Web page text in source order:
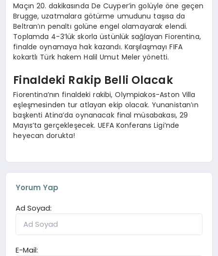
Maçın 20. dakikasında De Cuyper’in golüyle öne geçen
Brugge, uzatmalara götürme umudunu taşısa da
Beltran’ın penaltı golüne engel olamayarak elendi.
Toplamda 4-3’lük skorla üstünlük sağlayan Fiorentina,
finalde oynamaya hak kazandı. Karşılaşmayı FIFA
kokartlı Türk hakem Halil Umut Meler yönetti.
Finaldeki Rakip Belli Olacak
Fiorentina’nın finaldeki rakibi, Olympiakos-Aston Villa
eşleşmesinden tur atlayan ekip olacak. Yunanistan’ın
başkenti Atina’da oynanacak final müsabakası, 29
Mayıs’ta gerçekleşecek. UEFA Konferans Ligi’nde
heyecan dorukta!
Yorum Yap
Ad Soyad:
E-Mail: